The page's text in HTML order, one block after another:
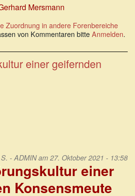
Mersmann
Zuordnung in andere Forenbereiche
von Kommentaren bitteAnmelden.
einer geifernden
- ADMINam 27. Oktober 2021 - 13:58
einer
Konsensmeute